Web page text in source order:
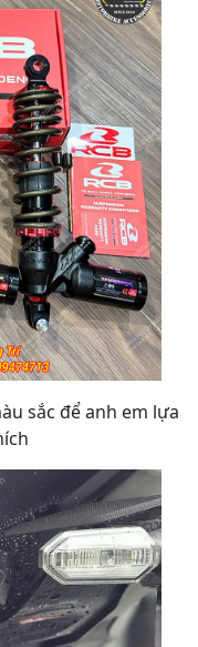
sắc để anh em lựa